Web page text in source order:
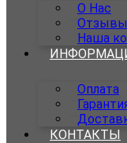
О Нас
Отзывы
Наша
Оплата
КОНТАКТЫ